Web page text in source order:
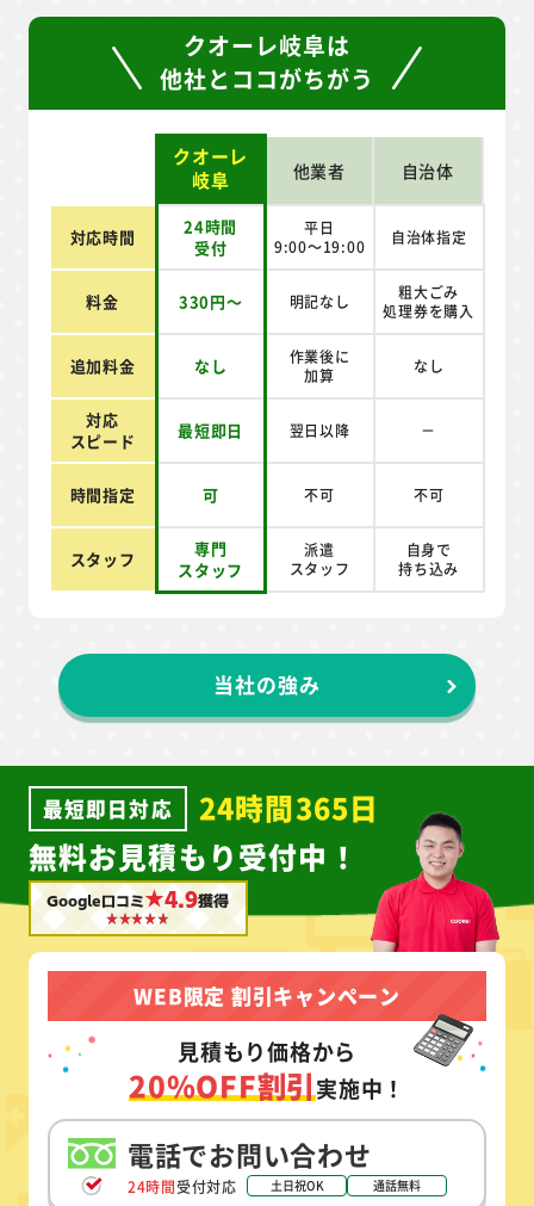
スタッフ紹介
クオーレ岐阜は
他社とココがちがう
クオーレ
岐阜
他業者 自治体
対応時間
受付
平日
9:00～19:00
自治体指定
料金 330円～ 明記なし
処理券を
追加料金 なし
加算
なし
スピード
最短即日 翌日以降 －
スタッフ
スタッフ
持ち込み
当社の強み
最短即日対応
24時間365日
無料お見積もり受付中！
Google口コミ★4.9獲得
WEB限定 割引キャンペーン
見積もり価格から